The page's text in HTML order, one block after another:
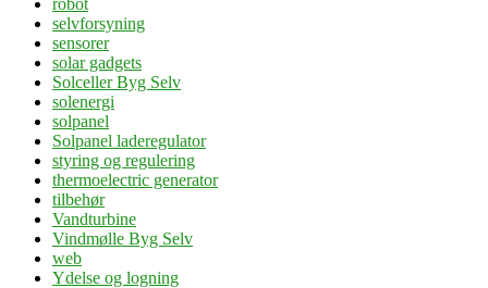
robot
selvforsyning
sensorer
solar gadgets
Solceller Byg Selv
solenergi
solpanel
Solpanel laderegulator
styring og regulering
thermoelectric generator
tilbehør
Vandturbine
Vindmølle Byg Selv
web
Ydelse og logning